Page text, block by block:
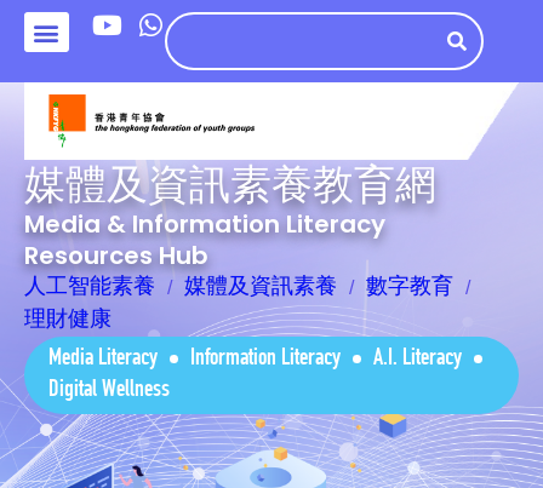
媒體及資訊素養教育網
Media & Information Literacy
Resources Hub
人工智能素養 媒體及資訊素養
數字教育
理財健康
Media Literacy Information Literacy
A.I. Literacy
Digital Wellness